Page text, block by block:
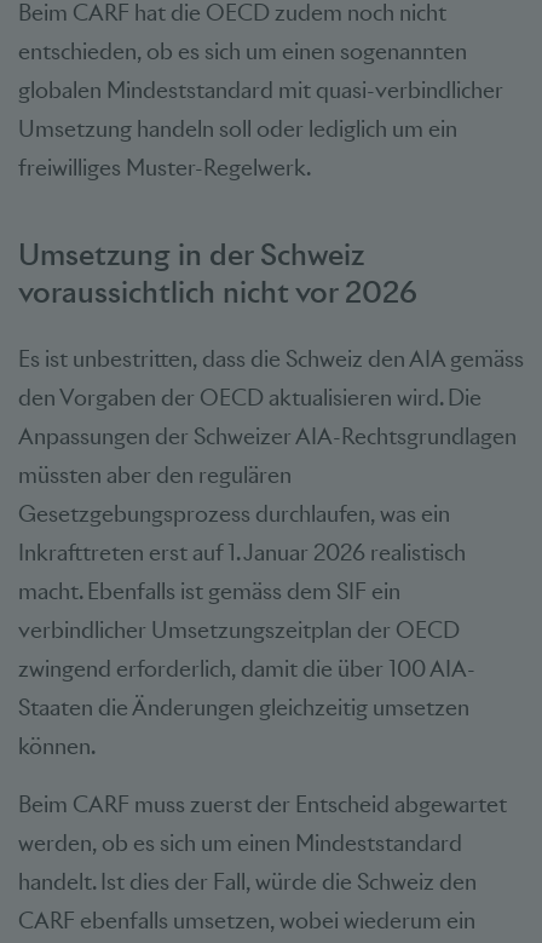
Beim CARF hat die OECD zudem noch nicht
entschieden, ob es sich um einen sogenannten
globalen Mindeststandard mit quasi-verbindlicher
Umsetzung handeln soll oder lediglich um ein
freiwilliges Muster-Regelwerk.
Umsetzung in der Schweiz
voraussichtlich nicht vor 2026
Es ist unbestritten, dass die Schweiz den AIA gemäss
den Vorgaben der OECD aktualisieren wird. Die
Anpassungen der Schweizer AIA-Rechtsgrundlagen
müssten aber den regulären
Gesetzgebungsprozess durchlaufen, was ein
Inkrafttreten erst auf 1. Januar 2026 realistisch
macht. Ebenfalls ist gemäss dem SIF ein
verbindlicher Umsetzungszeitplan der OECD
zwingend erforderlich, damit die über 100 AIA-
Staaten die Änderungen gleichzeitig umsetzen
können.
Beim CARF muss zuerst der Entscheid abgewartet
werden, ob es sich um einen Mindeststandard
handelt. Ist dies der Fall, würde die Schweiz den
CARF ebenfalls umsetzen, wobei wiederum ein